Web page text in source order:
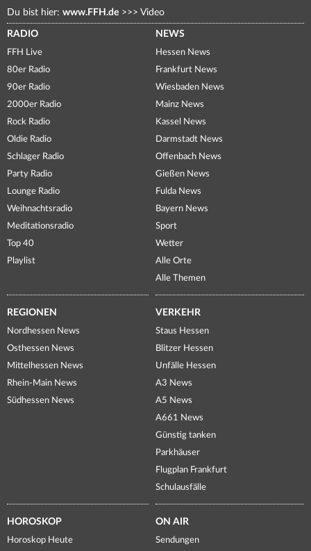
Du bist hier: www.FFH.de >>> Video
RADIO
FFH Live
80er Radio
90er Radio
2000er Radio
Rock Radio
Oldie Radio
Schlager Radio
Party Radio
Lounge Radio
Weihnachtsradio
Meditationsradio
Top 40
Playlist
NEWS
Hessen News
Frankfurt News
Wiesbaden News
Mainz News
Kassel News
Darmstadt News
Offenbach News
Gießen News
Fulda News
Bayern News
Sport
Wetter
Alle Orte
Alle Themen
REGIONEN
Nordhessen News
Osthessen News
Mittelhessen News
Rhein-Main News
Südhessen News
VERKEHR
Staus Hessen
Blitzer Hessen
Unfälle Hessen
A3 News
A5 News
A661 News
Günstig tanken
Parkhäuser
Flugplan Frankfurt
Schulausfälle
HOROSKOP
Horoskop Heute
ON AIR
Sendungen